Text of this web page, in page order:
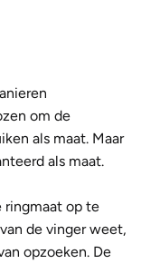
om de
als maat. Maar
als maat.
ringmaat op te
de vinger weet,
opzoeken. De